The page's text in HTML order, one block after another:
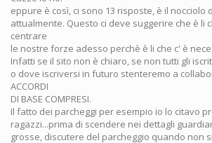
eppure è così, ci sono 13 risposte, è il nocciolo
attualmente. Questo ci deve suggerire che è li
centrare
le nostre forze adesso perchè è li che c' è
Infatti se il sito non è chiaro, se non tutti gli
o dove iscriversi in futuro stenteremo a
ACCORDI
DI BASE COMPRESI.
Il fatto dei parcheggi per esempio io lo citavo
ragazzi...prima di scendere nei dettagli
grosse, discutere del parcheggio quando non